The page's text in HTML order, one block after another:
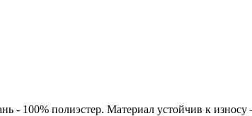
- 100% полиэстер. Материал устойчив к